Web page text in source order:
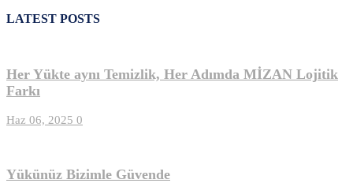
LATEST POSTS
Her Yükte aynı Temizlik, Her Adımda MİZAN Lojitik
Farkı
Haz 06, 2025 0
Yükünüz Bizimle Güvende